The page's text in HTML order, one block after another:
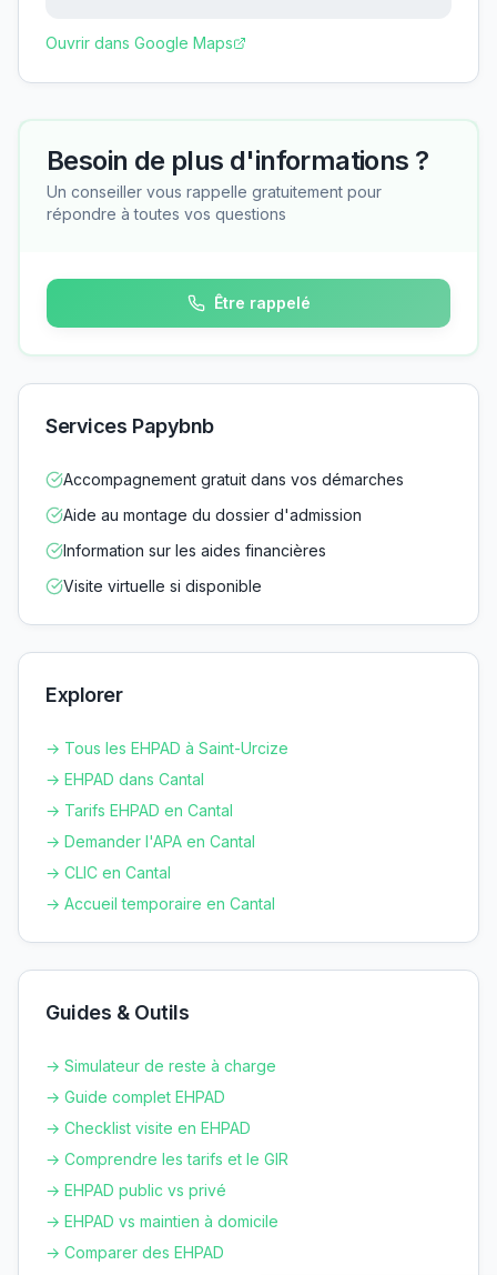
Ouvrir dans Google Maps
Besoin de plus d'informations ?
Un conseiller vous rappelle gratuitement pour
répondre à toutes vos questions
Être rappelé
Services Papybnb
Accompagnement gratuit dans vos démarches
Aide au montage du dossier d'admission
Information sur les aides financières
Visite virtuelle si disponible
Explorer
→ Tous les EHPAD à Saint-Urcize
→ EHPAD dans Cantal
→ Tarifs EHPAD en Cantal
→ Demander l'APA en Cantal
→ CLIC en Cantal
→ Accueil temporaire en Cantal
Guides & Outils
→ Simulateur de reste à charge
→ Guide complet EHPAD
→ Checklist visite en EHPAD
→ Comprendre les tarifs et le GIR
→ EHPAD public vs privé
→ EHPAD vs maintien à domicile
→ Comparer des EHPAD